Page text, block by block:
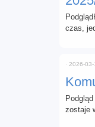
czas,
⋅ 2026-03-
zostaje